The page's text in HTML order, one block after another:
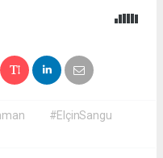
#ElçinSangu